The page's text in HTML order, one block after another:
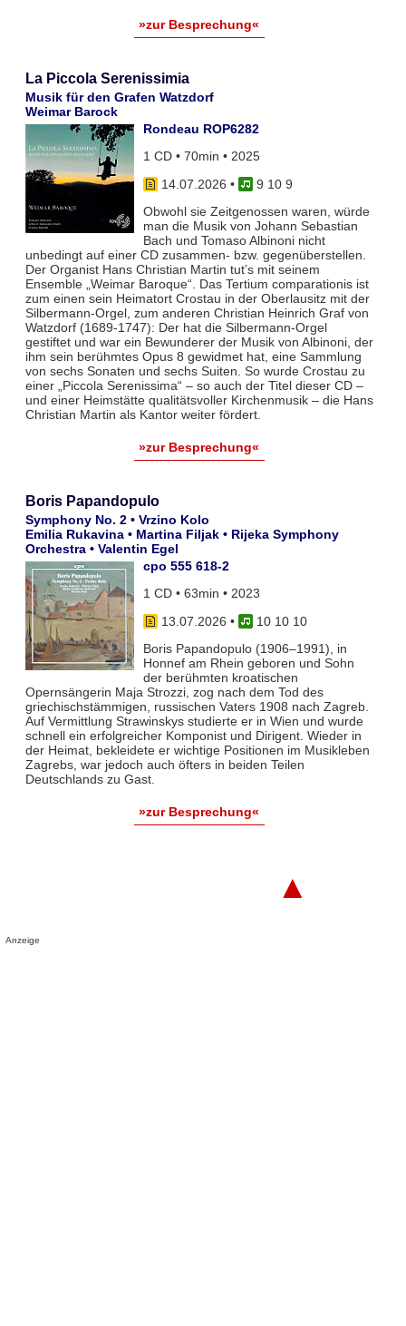
»zur Besprechung«
La Piccola Serenissimia
Musik für den Grafen Watzdorf
Weimar Barock
Rondeau ROP6282
1 CD • 70min • 2025
14.07.2026 •
9 10 9
Obwohl sie Zeitgenossen waren, würde
man die Musik von Johann Sebastian
Bach und Tomaso Albinoni nicht
unbedingt auf einer CD zusammen- bzw. gegenüberstellen.
Der Organist Hans Christian Martin tut’s mit seinem
Ensemble „Weimar Baroque“. Das Tertium comparationis ist
zum einen sein Heimatort Crostau in der Oberlausitz mit der
Silbermann-Orgel, zum anderen Christian Heinrich Graf von
Watzdorf (1689-1747): Der hat die Silbermann-Orgel
gestiftet und war ein Bewunderer der Musik von Albinoni, der
ihm sein berühmtes Opus 8 gewidmet hat, eine Sammlung
von sechs Sonaten und sechs Suiten. So wurde Crostau zu
einer „Piccola Serenissima“ – so auch der Titel dieser CD –
und einer Heimstätte qualitätsvoller Kirchenmusik – die Hans
Christian Martin als Kantor weiter fördert.
»zur Besprechung«
Boris Papandopulo
Symphony No. 2 • Vrzino Kolo
Emilia Rukavina • Martina Filjak • Rijeka Symphony
Orchestra • Valentin Egel
cpo 555 618-2
1 CD • 63min • 2023
13.07.2026 •
10 10 10
Boris Papandopulo (1906–1991), in
Honnef am Rhein geboren und Sohn
der berühmten kroatischen
Opernsängerin Maja Strozzi, zog nach dem Tod des
griechischstämmigen, russischen Vaters 1908 nach Zagreb.
Auf Vermittlung Strawinskys studierte er in Wien und wurde
schnell ein erfolgreicher Komponist und Dirigent. Wieder in
der Heimat, bekleidete er wichtige Positionen im Musikleben
Zagrebs, war jedoch auch öfters in beiden Teilen
Deutschlands zu Gast.
»zur Besprechung«
▲
Anzeige